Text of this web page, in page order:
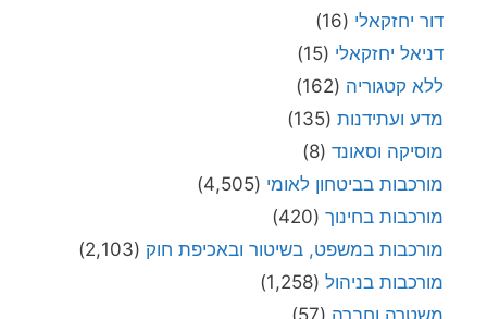
דור יחזקאלי (16)
דניאל יחזקאלי (15)
ללא קטגוריה (162)
מדע ועתידנות (135)
מוסיקה וסאונד (8)
מורכבות בביטחון לאומי (4,505)
מורכבות בחינוך (420)
מורכבות במשפט, בשיטור ובאכיפת חוק (2,103)
מורכבות בניהול (1,258)
משטרה וחברה (57)